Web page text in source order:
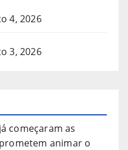
4, 2026
3, 2026
começaram as
animar o